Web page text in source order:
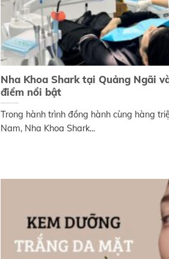
Nha Khoa Shark tại Quảng Ngãi
điểm nổi bật
Trong hành trình đồng hành cùng hàng
Nam, Nha Khoa Shark...